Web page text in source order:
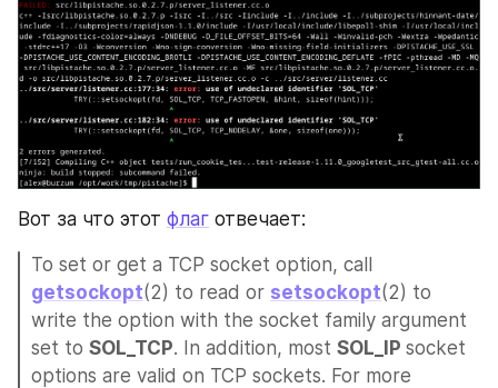
Вот за что этот флаг отвечает:
getsockopt(2) to read or setsockopt(2) to
write the option with the socket family argument
set to SOL_TCP. In addition, most SOL_IP socket
options are valid on TCP sockets. For more